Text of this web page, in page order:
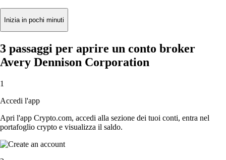
Inizia in pochi minuti
3 passaggi per aprire un conto broker
Avery Dennison Corporation
1
Accedi l'app
Apri l'app Crypto.com, accedi alla sezione dei tuoi conti, entra nel
portafoglio crypto e visualizza il saldo.